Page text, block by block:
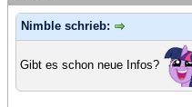
Nimble schrieb:
Gibt es schon neue Infos?